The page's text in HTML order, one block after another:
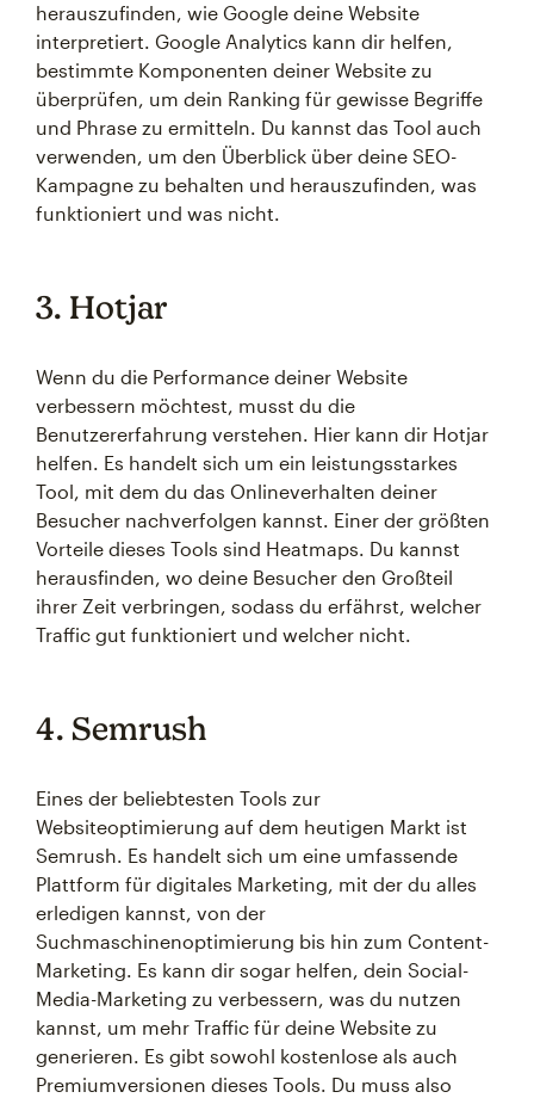
herauszufinden, wie Google deine Website
interpretiert. Google Analytics kann dir helfen,
bestimmte Komponenten deiner Website zu
überprüfen, um dein Ranking für gewisse Begriffe
und Phrase zu ermitteln. Du kannst das Tool auch
verwenden, um den Überblick über deine SEO-
Kampagne zu behalten und herauszufinden, was
funktioniert und was nicht.
3. Hotjar
Wenn du die Performance deiner Website
verbessern möchtest, musst du die
Benutzererfahrung verstehen. Hier kann dir Hotjar
helfen. Es handelt sich um ein leistungsstarkes
Tool, mit dem du das Onlineverhalten deiner
Besucher nachverfolgen kannst. Einer der größten
Vorteile dieses Tools sind Heatmaps. Du kannst
herausfinden, wo deine Besucher den Großteil
ihrer Zeit verbringen, sodass du erfährst, welcher
Traffic gut funktioniert und welcher nicht.
4. Semrush
Eines der beliebtesten Tools zur
Websiteoptimierung auf dem heutigen Markt ist
Semrush. Es handelt sich um eine umfassende
Plattform für digitales Marketing, mit der du alles
erledigen kannst, von der
Suchmaschinenoptimierung bis hin zum Content-
Marketing. Es kann dir sogar helfen, dein Social-
Media-Marketing zu verbessern, was du nutzen
kannst, um mehr Traffic für deine Website zu
generieren. Es gibt sowohl kostenlose als auch
Premiumversionen dieses Tools. Du muss also